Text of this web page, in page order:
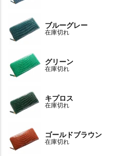
ブルーグレー
在庫切れ
グリーン
在庫切れ
キプロス
在庫切れ
ゴールドブラウン
在庫切れ